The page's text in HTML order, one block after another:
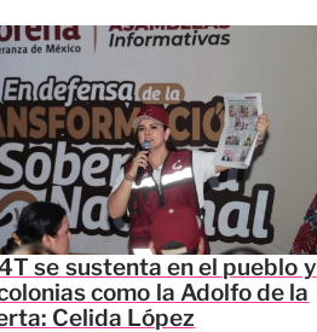
se sustenta en el pueblo y
como la Adolfo de la
Celida López